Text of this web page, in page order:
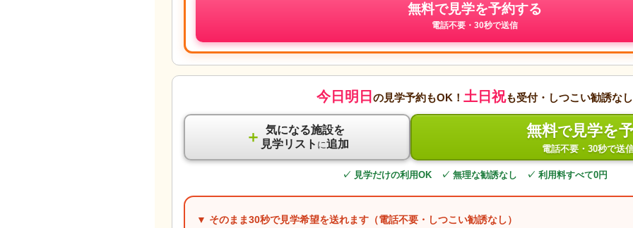
無料で見学を予約する
電話不要・30秒で送信
今日明日 の見学予約もOK！ 土日祝も受付・しつこい勧誘なし
＋
気になる施設を
見学リスト に追加
無料で見学を
電話不要・30秒で送
✓ 見学だけの利用OK ✓ 無理な勧誘なし ✓ 利用料すべて0円
▼ そのまま30秒で見学希望を送れます（電話不要・しつこい勧誘なし）